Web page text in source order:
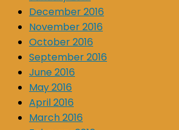
December 2016
November 2016
October 2016
September 2016
June 2016
May 2016
April 2016
March 2016